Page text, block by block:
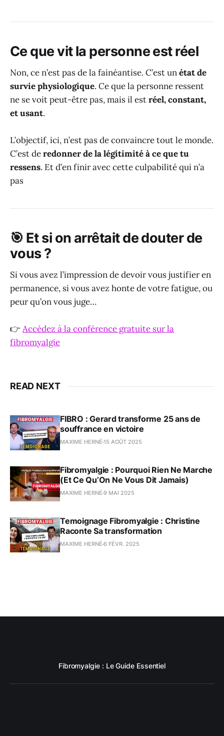
Ce que vit la personne est réel
Non, ce n’est pas de la fainéantise. C’est unétat de
survie physiologique. Ce que la personne ressent
ne se voit peut-être pas, mais il estréel, constant,
et usant.
L’objectif, ici, n’est pas de convaincre tout le monde.
C’est deredonner de la légitimité à ce que tu
ressens. Et d’en finir avec cette culpabilité qui n’a
pas
🎯 Et si on arrêtait de douter de
vous ?
Si vous avez l’impression de devoir vous justifier en
permanence, si vous avez honte de votre fatigue, ou
peur qu’on vous juge…
👉 Accédez à la conférence gratuite sur la
fibromyalgie
READ NEXT
FIBRO : Gerard transforme 25 ans de
souffrance en victoire
MAXIME HERNÉ 15 AOÛT 2025
Fibromyalgie : Pourquoi Rien Ne Marche
(Et Ce Qu’On Ne Vous Dit Jamais)
MAXIME HERNÉ 9 MAI 2025
Temoignage Fibromyalgie : Christine
Raconte Sa transformation
MAXIME HERNÉ 6 FÉVR. 2025
Fibromyalgie : Le Guide Essentiel